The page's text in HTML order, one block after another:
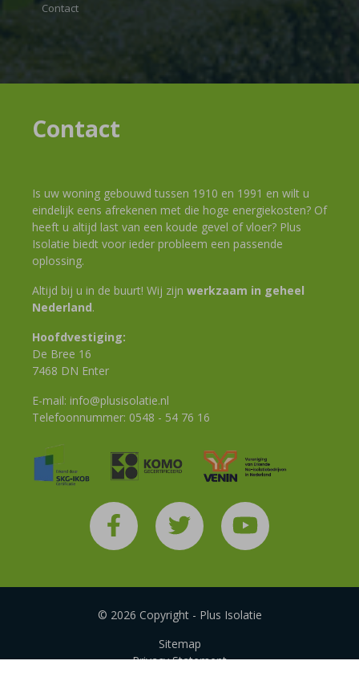
Contact
Contact
Is uw woning gebouwd tussen 1910 en 1991 en wilt u
eindelijk eens afrekenen met die hoge energiekosten? Of
heeft u altijd last van een koude gevel of vloer? Plus
Isolatie biedt voor ieder probleem een passende
oplossing.
Altijd bij u in de buurt! Wij zijn werkzaam in geheel
Nederland.
Hoofdvestiging:
De Bree 16
7468 DN Enter
E-mail: info@plusisolatie.nl
Telefoonnummer: 0548 - 54 76 16
© 2026 Copyright - Plus Isolatie
Sitemap
Privacy Statement